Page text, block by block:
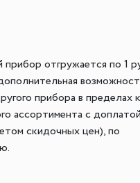
отгружается по 1
прибора в пределах
ассортимента с
скидочных цен), по